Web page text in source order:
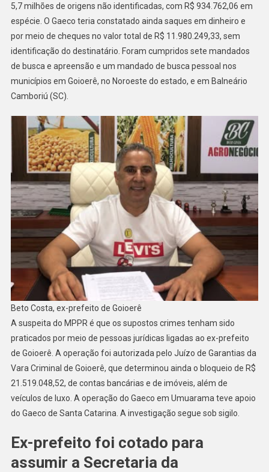
Lavagem
De
Dinheiro
5,7 milhões de origens não identificadas, com R$ 934.762,06 em
espécie. O Gaeco teria constatado ainda saques em dinheiro e
por meio de cheques no valor total de R$ 11.980.249,33, sem
identificação do destinatário. Foram cumpridos sete mandados
de busca e apreensão e um mandado de busca pessoal nos
municípios em Goioerê, no Noroeste do estado, e em Balneário
Camboriú (SC).
Beto Costa, ex-prefeito de Goioerê
A suspeita do MPPR é que os supostos crimes tenham sido
praticados por meio de pessoas jurídicas ligadas ao ex-prefeito
de Goioerê. A operação foi autorizada pelo Juízo de Garantias da
Vara Criminal de Goioerê, que determinou ainda o bloqueio de R$
21.519.048,52, de contas bancárias e de imóveis, além de
veículos de luxo. A operação do Gaeco em Umuarama teve apoio
do Gaeco de Santa Catarina. A investigação segue sob sigilo.
Ex-prefeito foi cotado para
assumir a Secretaria da